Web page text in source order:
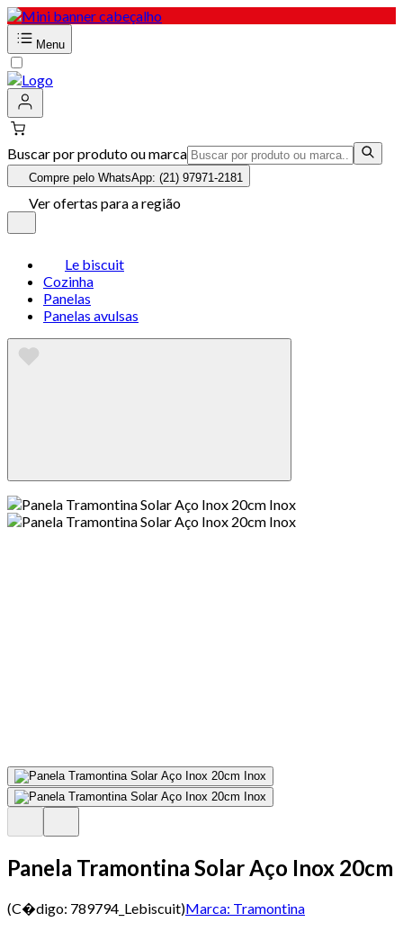
Menu
Buscar por produto ou marca
Compre pelo WhatsApp: (21) 97971-2181
Ver ofertas para a região
Le biscuit
Cozinha
Panelas
Panelas avulsas
Panela Tramontina Solar Aço Inox 20cm
(C�digo: 789794_Lebiscuit)Marca: Tramontina